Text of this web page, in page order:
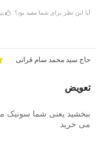
آیا این نظر برای شما مفید بود؟
حاج سید محمد سام قرانی
تعویض
می خرید